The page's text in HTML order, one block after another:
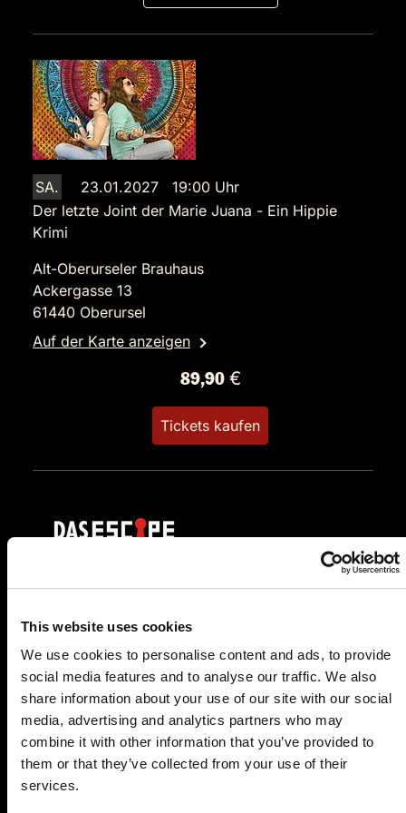
This website uses cookies
We use cookies to personalise content and ads, to provide
social media features and to analyse our traffic. We also
share information about your use of our site with our social
media, advertising and analytics partners who may
combine it with other information that you’ve provided to
them or that they’ve collected from your use of their
services.
SA.
23.01.2027 19:00 Uhr
Der letzte Joint der Marie Juana - Ein Hippie
Krimi
Alt-Oberurseler Brauhaus
Ackergasse 13
61440 Oberursel
Auf der Karte anzeigen
89,90 €
Tickets kaufen
SA.
20.02.2027 19:00 Uhr
Das Escape Dinner - Escape Room in 3 Gängen
Passepartouts Weltreise
Alt-Oberurseler Brauhaus
Ackergasse 13
61440 Oberursel
Auf der Karte anzeigen